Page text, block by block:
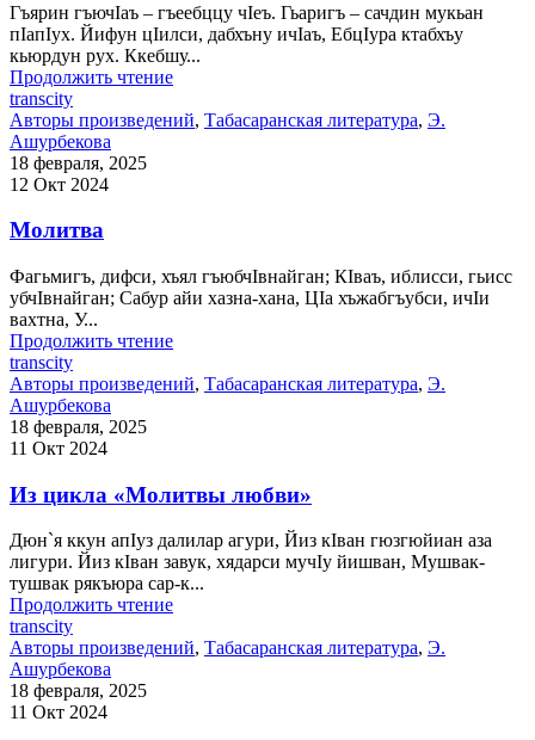
Гъярин гъючIаъ – гъеебццу чIеъ. Гьаригъ – сачдин мукьан
пIапIух. Йифун цIилси, дабхъну ичIаъ, ЕбцIура ктабхъу
кьюрдун рух. Ккебшу...
Продолжить чтение
transcity
Авторы произведений, Табасаранская литература, Э.
Ашурбекова
18 февраля, 2025
12 Окт 2024
Молитва
Фагьмигъ, дифси, хъял гъюбчIвнайган; КIваъ, иблисси, гьисс
убчIвнайган; Сабур айи хазна-хана, ЦIа хъжабгъубси, ичIи
вахтна, У...
Продолжить чтение
transcity
Авторы произведений, Табасаранская литература, Э.
Ашурбекова
18 февраля, 2025
11 Окт 2024
Из цикла «Молитвы любви»
Дюн`я ккун апIуз далилар агури, Йиз кIван гюзгюйиан аза
лигури. Йиз кIван завук, хядарси мучIу йишван, Мушвак-
тушвак рякъюра сар-к...
Продолжить чтение
transcity
Авторы произведений, Табасаранская литература, Э.
Ашурбекова
18 февраля, 2025
11 Окт 2024